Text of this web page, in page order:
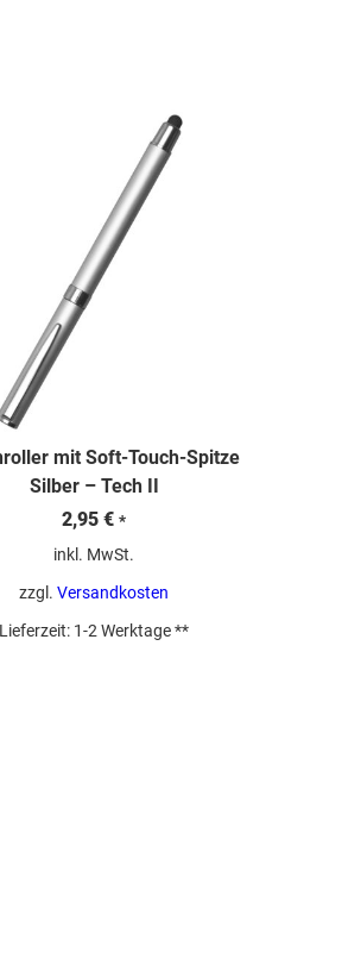
mit Soft-Touch-Spitze
Silber – Tech II
2,95€ *
inkl. MwSt.
zzgl.Versandkosten
Lieferzeit: 1-2 Werktage **